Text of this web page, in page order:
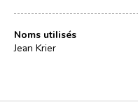
Noms utilisés
Jean Krier